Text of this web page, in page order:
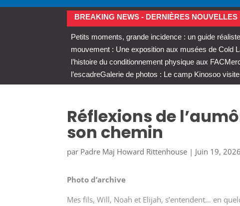
BREAKING NEWS - DERNIÈRES NOUVELLES
Petits moments, grande incidence : un guide
mouvement : Une exposition aux musées de Cold
l’histoire du conditionnement physique aux FAC
l’escadreGalerie de photos : Le camp Kinosoo
Réflexions de
son chemin
par Padre Maj Howard Rittenhouse | Juin 19, 2026
Photo d’archive
Mes fils, Will, Noah et Elijah, s’entendent… en